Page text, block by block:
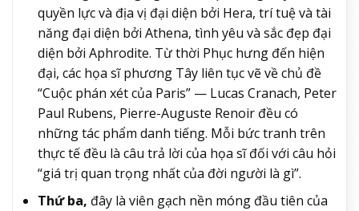
quyền lực và địa vị đại diện bởi Hera, trí tuệ và tài
năng đại diện bởi Athena, tình yêu và sắc đẹp đại
diện bởi Aphrodite. Từ thời Phục hưng đến hiện
đại, các họa sĩ phương Tây liên tục vẽ về chủ đề
“Cuộc phán xét của Paris” — Lucas Cranach, Peter
Paul Rubens, Pierre-Auguste Renoir đều có
những tác phẩm danh tiếng. Mỗi bức tranh trên
thực tế đều là câu trả lời của họa sĩ đối với câu hỏi
“giá trị quan trọng nhất của đời người là gì”.
Thứ ba, đây là viên gạch nền móng đầu tiên của